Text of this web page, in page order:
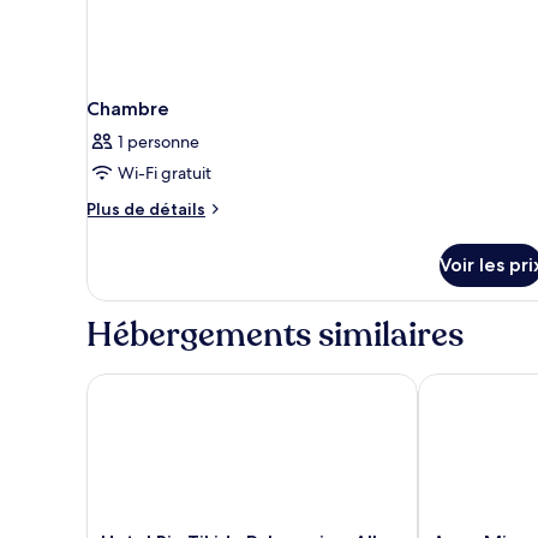
Chambre
1 personne
Wi-Fi gratuit
Plus de détails
Plus
le
type
de
Chambre
Voir les
Hébergements similaires
Hotel Riu Tikida Palmeraie - All InclusiveAqua Mirage